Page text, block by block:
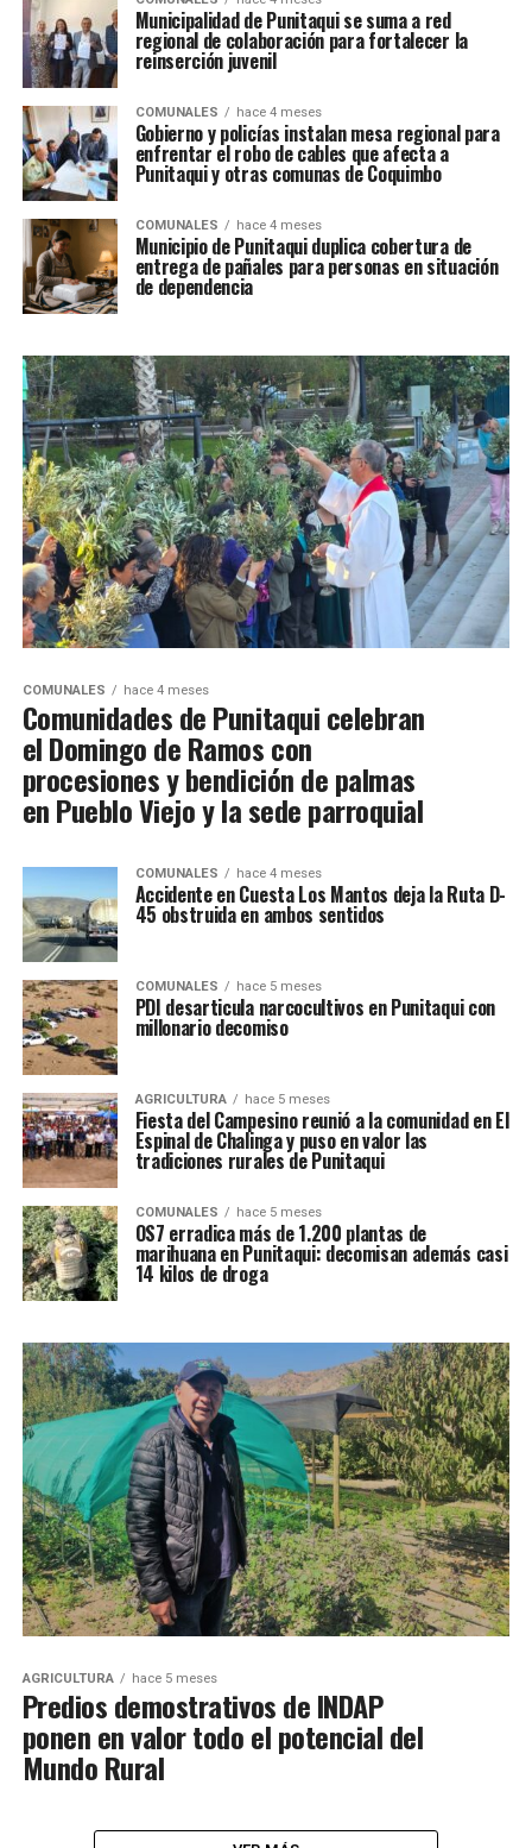
Municipalidad de Punitaqui se suma a red
regional de colaboración para fortalecer la
reinserción juvenil
COMUNALES hace 4 meses
Gobierno y policías instalan mesa regional para
enfrentar el robo de cables que afecta a
Punitaqui y otras comunas de Coquimbo
COMUNALES hace 4 meses
Municipio de Punitaqui duplica cobertura de
entrega de pañales para personas en situación
de dependencia
COMUNALES hace 4 meses
Comunidades de Punitaqui celebran
el Domingo de Ramos con
procesiones y bendición de palmas
en Pueblo Viejo y la sede parroquial
COMUNALES hace 4 meses
Accidente en Cuesta Los Mantos deja la Ruta D-
45 obstruida en ambos sentidos
COMUNALES hace 5 meses
PDI desarticula narcocultivos en Punitaqui con
millonario decomiso
AGRICULTURA hace 5 meses
Fiesta del Campesino reunió a la comunidad en El
Espinal de Chalinga y puso en valor las
tradiciones rurales de Punitaqui
COMUNALES hace 5 meses
OS7 erradica más de 1.200 plantas de
marihuana en Punitaqui: decomisan además casi
14 kilos de droga
AGRICULTURA hace 5 meses
Predios demostrativos de INDAP
ponen en valor todo el potencial del
Mundo Rural